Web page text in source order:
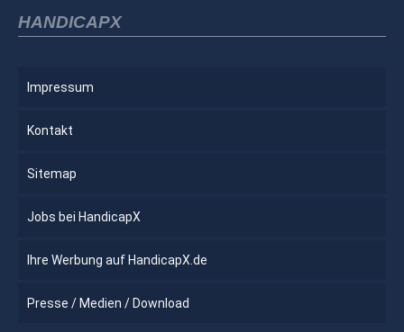
HANDICAPX
Impressum
Kontakt
Sitemap
Jobs bei HandicapX
Ihre Werbung auf HandicapX.de
Presse / Medien / Download